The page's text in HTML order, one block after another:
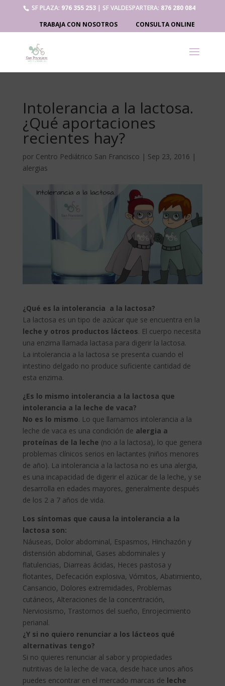
SF PLAZA: 976 355 253| SF VALDESPARTERA: 876 280 084
TRABAJA CON NOSOTROS
CONSULTA ONLINE
Intolerancia a la lactosa.
¿Qué aportaciones
recientes hay?
por Centro Pediátrico San Francisco | Sep 23, 2016 |
alergias
¿Qué es la intolerancia a la lactosa?
La lactosa es un tipo de azúcar que se encuentra en la
leche y otros productos lácteos. El cuerpo necesita
una enzima llamada lactasa para digerir la lactosa.
La intolerancia a la lactosa se presenta cuando el
intestino delgado no produce suficiente cantidad de
esta enzima.
¿Es lo mismo intolerancia a la lactosa que
intolerancia a la leche de vaca?
No es lo mismo. Lo que llamamos intolerancia a la
leche de vaca es una condición de alergia a
proteínas de la leche (no a la lactosa), lo que genera
problemas clínicos serios en lactantes (niños menores
de año). La intolerancia a la lactosa no es una alergia,
es una incapacidad de digerir el azúcar de la leche, y se
desarrolla en edades mayores, generalmente después
de los 2 a 7 años de vida.
Los síntomas que causa la intolerancia a la
lactosa son:
Náuseas, Dolor abdominal, Espasmos, Hinchazón y
distensión abdominal, Gases abdominales y
flatulencias, Diarreas ácidas, Heces pastosa y
flotantes, Defecación explosiva, Vómitos, Abatimiento,
Cansancio, Dolores extremidades, Problemas
cutáneos, Alteraciones de la concentración,
Nerviosismo, Trastornos del sueño, Enrojecimiento
perianal.
¿Y si no quiero renunciar a los lácteos qué
alternativas tengo?
Si no quieres renunciar al sabor y propiedades
nutritivas de la leche de vaca, desde hace unos años
puedes encontrar en el mercado marcas de leche